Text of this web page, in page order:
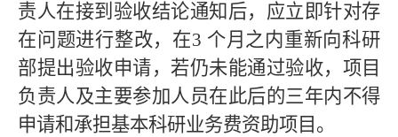
责人在接到验收结论通知后，应立即针对存
在问题进行整改，在3 个月之内重新向科研
部提出验收申请，若仍未能通过验收，项目
负责人及主要参加人员在此后的三年内不得
申请和承担基本科研业务费资助项目。